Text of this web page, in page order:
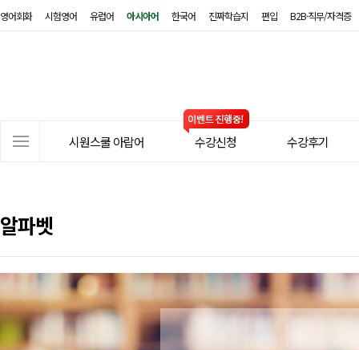
영어회화 시험영어 유럽어 아시아어 한국어 진짜학습지 편입 B2B·직무/자격증
시원스쿨 아랍어 수강신청 수강후기
알파벳